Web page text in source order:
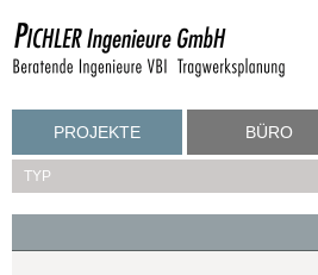
PROJEKTE BÜRO
TYP